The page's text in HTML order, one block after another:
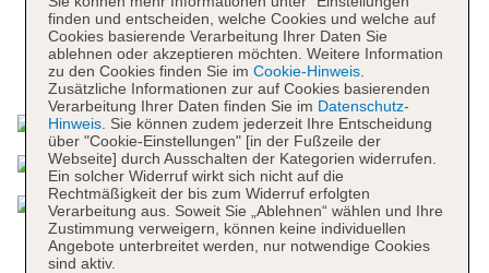
Das bietet Ihre Unterkunft
finden und entscheiden, welche Cookies und welche auf
Cookies basierende Verarbeitung Ihrer Daten Sie
ablehnen oder akzeptieren möchten. Weitere Information
zu den Cookies finden Sie im Cookie-Hinweis.
Zusätzliche Informationen zur auf Cookies basierenden
Verarbeitung Ihrer Daten finden Sie im Datenschutz-
Hinweis. Sie können zudem jederzeit Ihre Entscheidung
über "Cookie-Einstellungen" [in der Fußzeile der
Webseite] durch Ausschalten der Kategorien widerrufen.
Ein solcher Widerruf wirkt sich nicht auf die
Rechtmäßigkeit der bis zum Widerruf erfolgten
Verarbeitung aus. Soweit Sie „Ablehnen“ wählen und Ihre
Zustimmung verweigern, können keine individuellen
Angebote unterbreitet werden, nur notwendige Cookies
sind aktiv.